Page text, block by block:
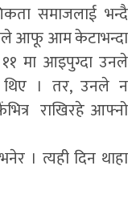
समाजलाई भन्दै
आफू आम केटाभन्दा
मा आइपुग्दा उनले
थिए । तर, उनले न
राखिरहे आफ्नो
। त्यही दिन थाहा